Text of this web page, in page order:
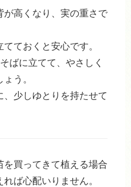
が高くなり、実の重さで
ておくと安心です。
ばに立てて、やさしく
う。
少しゆとりを持たせて
買ってきて植える場合
ば心配いりません。